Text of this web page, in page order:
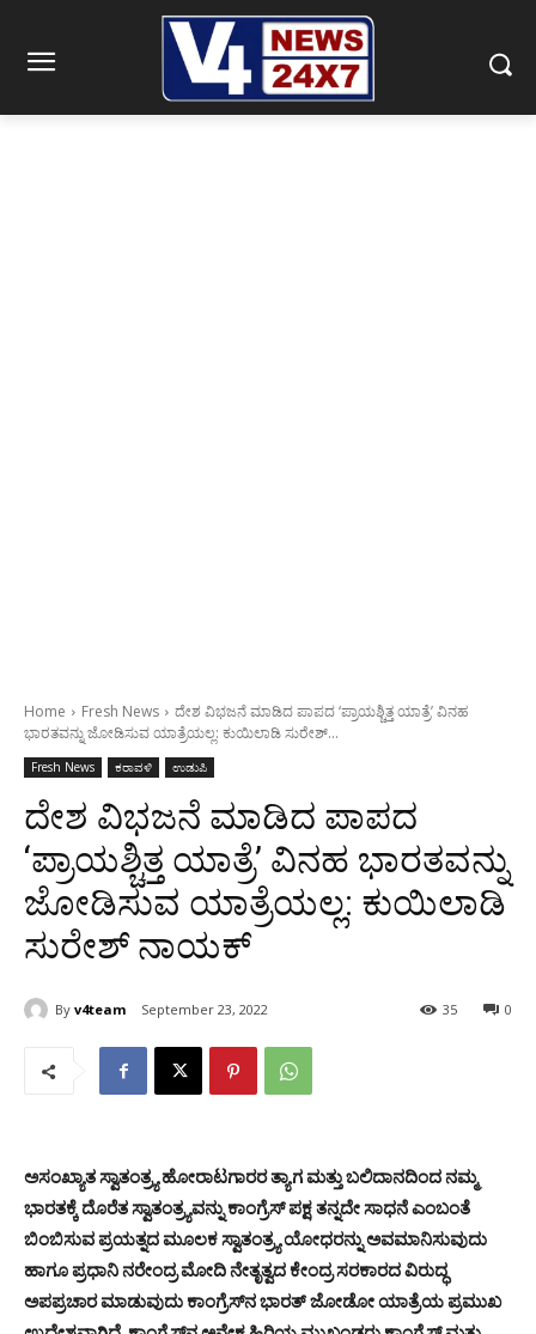
Home Fresh News
ದೇಶ ವಿಭಜನೆ ಮಾಡಿದ ಪಾಪದ ‘ಪ್ರಾಯಶ್ಚಿತ್ತ ಯಾತ್ರೆ’ ವಿನಹ
ಭಾರತವನ್ನು ಜೋಡಿಸುವ ಯಾತ್ರೆಯಲ್ಲ: ಕುಯಿಲಾಡಿ ಸುರೇಶ್...
Fresh News ಕರಾವಳಿ ಉಡುಪಿ
ದೇಶ ವಿಭಜನೆ ಮಾಡಿದ ಪಾಪದ
‘ಪ್ರಾಯಶ್ಚಿತ್ತ ಯಾತ್ರೆ’ ವಿನಹ ಭಾರತವನ್ನು
ಜೋಡಿಸುವ ಯಾತ್ರೆಯಲ್ಲ: ಕುಯಿಲಾಡಿ
ಸುರೇಶ್ ನಾಯಕ್
By v4team September 23, 2022 0
35
ಅಸಂಖ್ಯಾತಸ್ವಾತಂತ್ರ್ಯಹೋರಾಟಗಾರರತ್ಯಾಗಮತ್ತುಬಲಿದಾನದಿಂದನಮ್ಮ
ಭಾರತಕ್ಕೆದೊರೆತಸ್ವಾತಂತ್ರ್ಯವನ್ನು ಕಾಂಗ್ರೆಸ್ಪಕ್ಷತನ್ನದೇಸಾಧನೆಎಂಬಂತೆ
ಬಿಂಬಿಸುವಪ್ರಯತ್ನದಮೂಲಕಸ್ವಾತಂತ್ರ್ಯಯೋಧರನ್ನುಅವಮಾನಿಸುವುದು
ಹಾಗೂಪ್ರಧಾನಿನರೇಂದ್ರಮೋದಿನೇತೃತ್ವದ ಕೇಂದ್ರಸರಕಾರದವಿರುದ್ಧ
ಅಪಪ್ರಚಾರಮಾಡುವುದು ಕಾಂಗ್ರೆಸ್ನಭಾರತ್ಜೋಡೋಯಾತ್ರೆಯಪ್ರಮುಖ